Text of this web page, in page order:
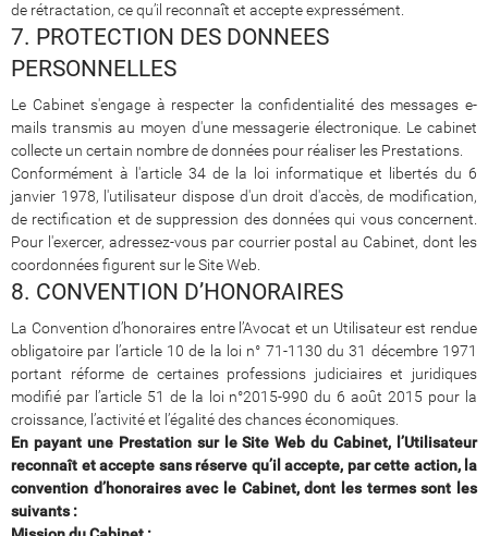
de rétractation, ce qu’il reconnaît et accepte expressément.
7. PROTECTION DES DONNEES
PERSONNELLES
Le Cabinet s'engage à respecter la confidentialité des messages e-
mails transmis au moyen d'une messagerie électronique. Le cabinet
collecte un certain nombre de données pour réaliser les Prestations.
Conformément à l'article 34 de la loi informatique et libertés du 6
janvier 1978, l'utilisateur dispose d'un droit d'accès, de modification,
de rectification et de suppression des données qui vous concernent.
Pour l'exercer, adressez-vous par courrier postal au Cabinet, dont les
coordonnées figurent sur le Site Web.
8. CONVENTION D’HONORAIRES
La Convention d’honoraires entre l’Avocat et un Utilisateur est rendue
obligatoire par l’article 10 de la loi n° 71-1130 du 31 décembre 1971
portant réforme de certaines professions judiciaires et juridiques
modifié par l’article 51 de la loi n°2015-990 du 6 août 2015 pour la
croissance, l’activité et l’égalité des chances économiques.
En payant une Prestation sur le Site Web du Cabinet, l’Utilisateur
reconnaît et accepte sans réserve qu’il accepte, par cette action, la
convention d’honoraires avec le Cabinet, dont les termes sont les
suivants :